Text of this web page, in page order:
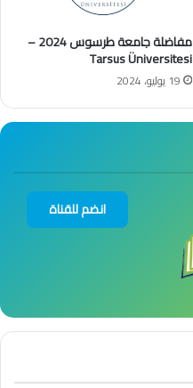
مفاضلة جامعة طرسوس 2024 –
Tarsus Üniversitesi
19 يوليو، 2024
انضم للقناة